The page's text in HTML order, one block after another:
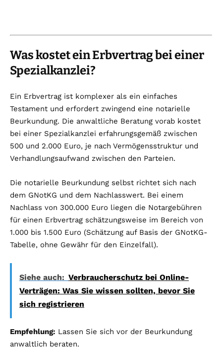
Was kostet ein Erbvertrag bei einer
Spezialkanzlei?
Ein Erbvertrag ist komplexer als ein einfaches
Testament und erfordert zwingend eine notarielle
Beurkundung. Die anwaltliche Beratung vorab kostet
bei einer Spezialkanzlei erfahrungsgemäß zwischen
500 und 2.000 Euro, je nach Vermögensstruktur und
Verhandlungsaufwand zwischen den Parteien.
Die notarielle Beurkundung selbst richtet sich nach
dem GNotKG und dem Nachlasswert. Bei einem
Nachlass von 300.000 Euro liegen die Notargebühren
für einen Erbvertrag schätzungsweise im Bereich von
1.000 bis 1.500 Euro (Schätzung auf Basis der GNotKG-
Tabelle, ohne Gewähr für den Einzelfall).
Siehe auch: Verbraucherschutz bei Online-
Verträgen: Was Sie wissen sollten, bevor Sie
sich registrieren
Empfehlung: Lassen Sie sich vor der Beurkundung
anwaltlich beraten.